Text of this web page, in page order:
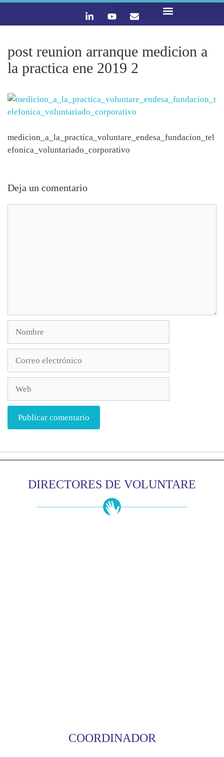
post reunion arranque medicion a
la practica ene 2019 2
medicion_a_la_practica_voluntare_endesa_fundacion_tel
efonica_voluntariado_corporativo
Deja un comentario
DIRECTORES DE VOLUNTARE
COORDINADOR